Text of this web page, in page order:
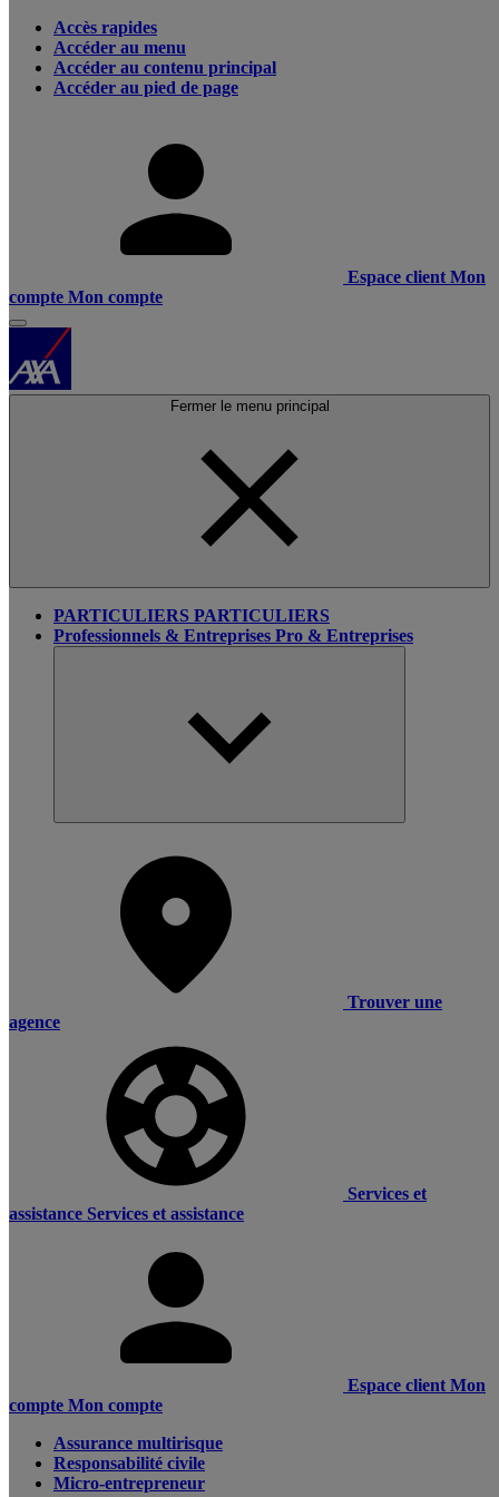
Accès rapides
Accéder au menu
Accéder au contenu principal
Accéder au pied de page
Espace client Mon
compte Mon compte
Fermer le menu principal
PARTICULIERS PARTICULIERS
Professionnels & Entreprises Pro & Entreprises
Trouver une
agence
Services et
assistance Services et assistance
Espace client Mon
compte Mon compte
Assurance multirisque
Responsabilité civile
Micro-entrepreneur